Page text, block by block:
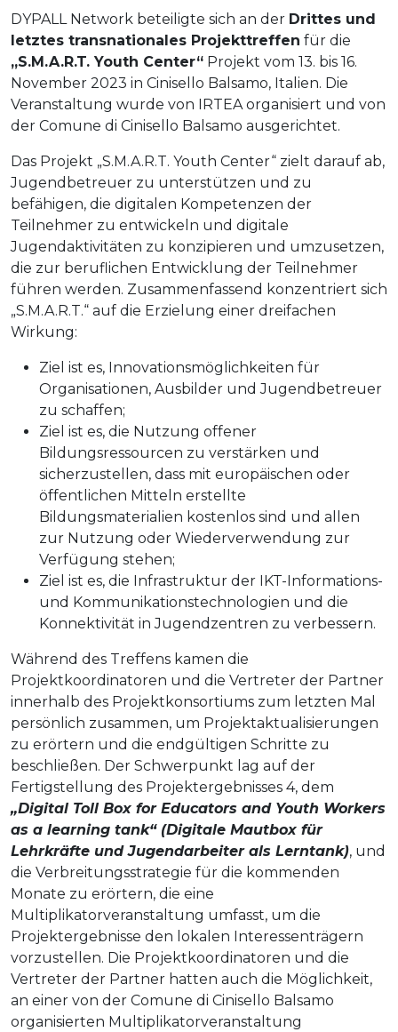
DYPALL Network beteiligte sich an der Drittes und
letztes transnationales Projekttreffen für die
„S.M.A.R.T. Youth Center“ Projekt vom 13. bis 16.
November 2023 in Cinisello Balsamo, Italien. Die
Veranstaltung wurde von IRTEA organisiert und von
der Comune di Cinisello Balsamo ausgerichtet.
Das Projekt „S.M.A.R.T. Youth Center“ zielt darauf ab,
Jugendbetreuer zu unterstützen und zu
befähigen, die digitalen Kompetenzen der
Teilnehmer zu entwickeln und digitale
Jugendaktivitäten zu konzipieren und umzusetzen,
die zur beruflichen Entwicklung der Teilnehmer
führen werden. Zusammenfassend konzentriert sich
„S.M.A.R.T.“ auf die Erzielung einer dreifachen
Wirkung:
Ziel ist es, Innovationsmöglichkeiten für
Organisationen, Ausbilder und Jugendbetreuer
zu schaffen;
Ziel ist es, die Nutzung offener
Bildungsressourcen zu verstärken und
sicherzustellen, dass mit europäischen oder
öffentlichen Mitteln erstellte
Bildungsmaterialien kostenlos sind und allen
zur Nutzung oder Wiederverwendung zur
Verfügung stehen;
Ziel ist es, die Infrastruktur der IKT-Informations-
und Kommunikationstechnologien und die
Konnektivität in Jugendzentren zu verbessern.
Während des Treffens kamen die
Projektkoordinatoren und die Vertreter der Partner
innerhalb des Projektkonsortiums zum letzten Mal
persönlich zusammen, um Projektaktualisierungen
zu erörtern und die endgültigen Schritte zu
beschließen. Der Schwerpunkt lag auf der
Fertigstellung des Projektergebnisses 4, dem
„Digital Toll Box for Educators and Youth Workers
as a learning tank“ (Digitale Mautbox für
Lehrkräfte und Jugendarbeiter als Lerntank), und
die Verbreitungsstrategie für die kommenden
Monate zu erörtern, die eine
Multiplikatorveranstaltung umfasst, um die
Projektergebnisse den lokalen Interessenträgern
vorzustellen. Die Projektkoordinatoren und die
Vertreter der Partner hatten auch die Möglichkeit,
an einer von der Comune di Cinisello Balsamo
organisierten Multiplikatorveranstaltung